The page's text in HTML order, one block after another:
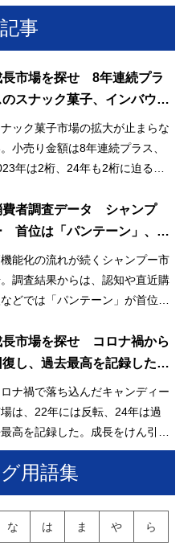
事
長市場を探せ 8年連続プラ
のスナック菓子、インバウン
も貢献
ナック菓子市場の拡大が止まらな
小売り金額は8年連続プラス、
年は2桁、24年も2桁に迫る成
費者調査データ シャンプ
首位は「パンテーン」、迫
「ラックス」、再購入意向に
高機能ブランド並ぶ
能化の流れが続くシャンプー市
調査結果からは、認知や直近購
などでは「パンテーン」が首位を
ブランドが上位に並んだ。
長市場を探せ コロナ禍から
復し、過去最高を記録したキ
ンディー
ロナ禍で落ち込んだキャンディー
は、22年には反転、24年は過
高を記録した。成長をけん引し
るのはグミキャンディーとみら
ている。
用語集
な は ま や ら